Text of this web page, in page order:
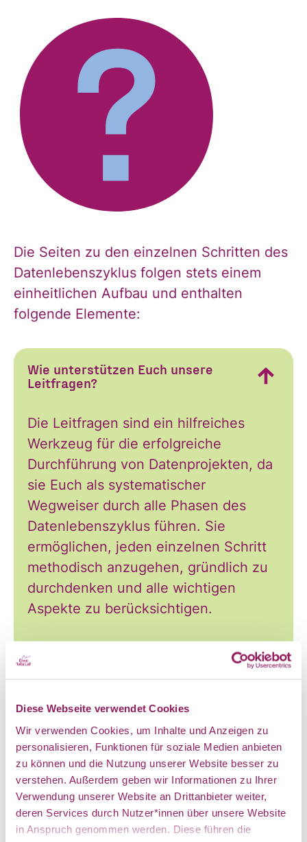
Diese Webseite verwendet Cookies
Wir verwenden Cookies, um Inhalte und Anzeigen zu
personalisieren, Funktionen für soziale Medien anbieten
zu können und die Nutzung unserer Website besser zu
verstehen. Außerdem geben wir Informationen zu Ihrer
Verwendung unserer Website an Drittanbieter weiter,
deren Services durch Nutzer*innen über unsere Website
in Anspruch genommen werden. Diese führen die
Die Seiten zu den einzelnen Schritten des
Datenlebenszyklus folgen stets einem
einheitlichen Aufbau und enthalten
folgende Elemente:
Wie unterstützen Euch unsere
Leitfragen?
Die Leitfragen sind ein hilfreiches
Werkzeug für die erfolgreiche
Durchführung von Datenprojekten, da
sie Euch als systematischer
Wegweiser durch alle Phasen des
Datenlebenszyklus führen. Sie
ermöglichen, jeden einzelnen Schritt
methodisch anzugehen, gründlich zu
durchdenken und alle wichtigen
Aspekte zu berücksichtigen.
Wir geben Euch passgenaue
Lernempfehlungen!
Ja, ich möchte
und
des CDL direkt
in mein
persönliches
Postfach:
Ja, ich
möchte alle
und
des CDL
direkt in
mein